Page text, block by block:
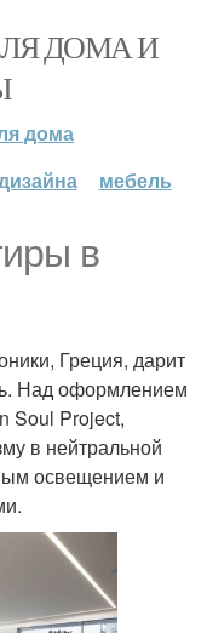
ДОМА И
дома
мебель
в
Греция, дарит
Над оформлением
Soul Project,
в нейтральной
освещением и